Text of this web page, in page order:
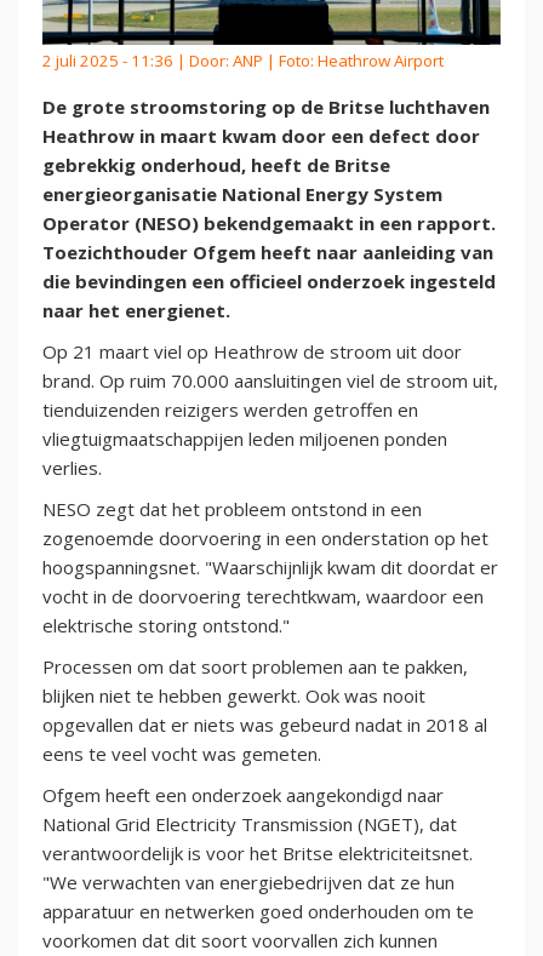
2 juli 2025 - 11:36 | Door: ANP | Foto: Heathrow Airport
De grote stroomstoring op de Britse luchthaven
Heathrow in maart kwam door een defect door
gebrekkig onderhoud, heeft de Britse
energieorganisatie National Energy System
Operator (NESO) bekendgemaakt in een rapport.
Toezichthouder Ofgem heeft naar aanleiding van
die bevindingen een officieel onderzoek ingesteld
naar het energienet.
Op 21 maart viel op Heathrow de stroom uit door
brand. Op ruim 70.000 aansluitingen viel de stroom uit,
tienduizenden reizigers werden getroffen en
vliegtuigmaatschappijen leden miljoenen ponden
verlies.
NESO zegt dat het probleem ontstond in een
zogenoemde doorvoering in een onderstation op het
hoogspanningsnet. "Waarschijnlijk kwam dit doordat er
vocht in de doorvoering terechtkwam, waardoor een
elektrische storing ontstond."
Processen om dat soort problemen aan te pakken,
blijken niet te hebben gewerkt. Ook was nooit
opgevallen dat er niets was gebeurd nadat in 2018 al
eens te veel vocht was gemeten.
Ofgem heeft een onderzoek aangekondigd naar
National Grid Electricity Transmission (NGET), dat
verantwoordelijk is voor het Britse elektriciteitsnet.
"We verwachten van energiebedrijven dat ze hun
apparatuur en netwerken goed onderhouden om te
voorkomen dat dit soort voorvallen zich kunnen